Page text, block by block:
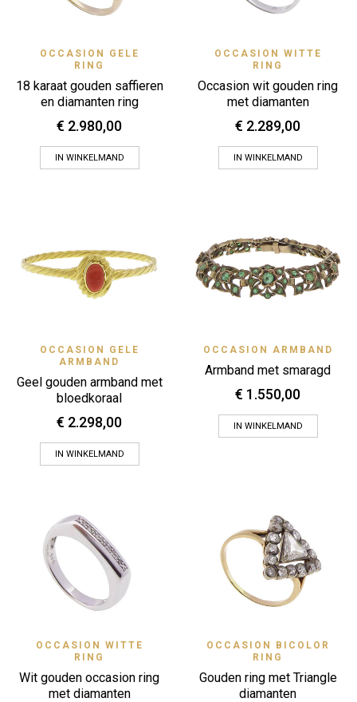
OCCASION GELE
RING
18 karaat gouden saffieren
en diamanten ring
€ 2.980,00
IN WINKELMAND
OCCASION WITTE
RING
Occasion wit gouden ring
met diamanten
€ 2.289,00
IN WINKELMAND
OCCASION GELE
ARMBAND
Geel gouden armband met
bloedkoraal
€ 2.298,00
IN WINKELMAND
OCCASION ARMBAND
Armband met smaragd
€ 1.550,00
IN WINKELMAND
OCCASION WITTE
RING
Wit gouden occasion ring
met diamanten
OCCASION BICOLOR
RING
Gouden ring met Triangle
diamanten